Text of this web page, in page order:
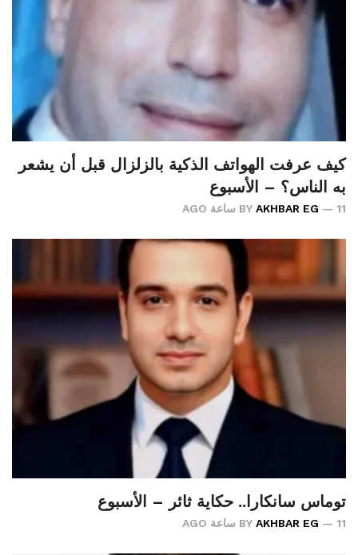
كيف عرفت الهواتف الذكية بالزلزال قبل أن يشعر
به الناس؟ – الأسبوع
BY AKHBAR EG 11 ساعة AGO
توماس سانكارا.. حكاية ثائر – الأسبوع
BY AKHBAR EG 11 ساعة AGO